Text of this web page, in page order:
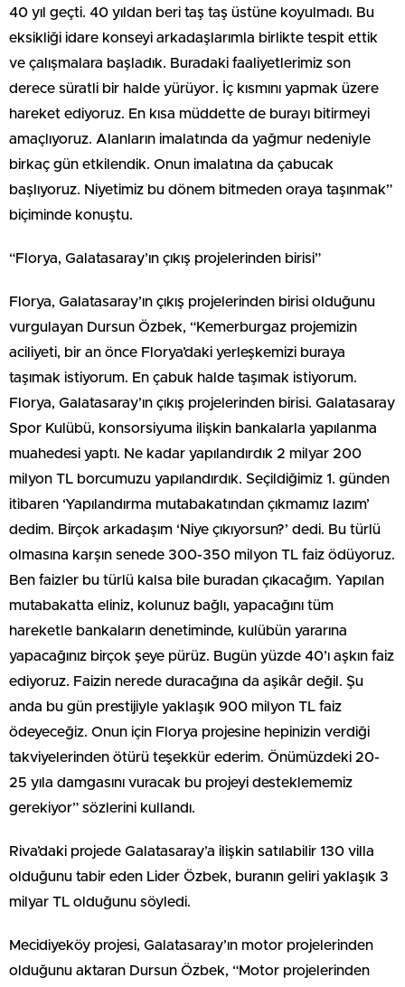
40 yıl geçti. 40 yıldan beri taş taş üstüne koyulmadı. Bu
eksikliği idare konseyi arkadaşlarımla birlikte tespit ettik
ve çalışmalara başladık. Buradaki faaliyetlerimiz son
derece süratli bir halde yürüyor. İç kısmını yapmak üzere
hareket ediyoruz. En kısa müddette de burayı bitirmeyi
amaçlıyoruz. Alanların imalatında da yağmur nedeniyle
birkaç gün etkilendik. Onun imalatına da çabucak
başlıyoruz. Niyetimiz bu dönem bitmeden oraya taşınmak”
biçiminde konuştu.
“Florya, Galatasaray’ın çıkış projelerinden birisi”
Florya, Galatasaray’ın çıkış projelerinden birisi olduğunu
vurgulayan Dursun Özbek, “Kemerburgaz projemizin
aciliyeti, bir an önce Florya’daki yerleşkemizi buraya
taşımak istiyorum. En çabuk halde taşımak istiyorum.
Florya, Galatasaray’ın çıkış projelerinden birisi. Galatasaray
Spor Kulübü, konsorsiyuma ilişkin bankalarla yapılanma
muahedesi yaptı. Ne kadar yapılandırdık 2 milyar 200
milyon TL borcumuzu yapılandırdık. Seçildiğimiz 1. günden
itibaren ‘Yapılandırma mutabakatından çıkmamız lazım’
dedim. Birçok arkadaşım ‘Niye çıkıyorsun?’ dedi. Bu türlü
olmasına karşın senede 300-350 milyon TL faiz ödüyoruz.
Ben faizler bu türlü kalsa bile buradan çıkacağım. Yapılan
mutabakatta eliniz, kolunuz bağlı, yapacağını tüm
hareketle bankaların denetiminde, kulübün yararına
yapacağınız birçok şeye pürüz. Bugün yüzde 40’ı aşkın faiz
ediyoruz. Faizin nerede duracağına da aşikâr değil. Şu
anda bu gün prestijiyle yaklaşık 900 milyon TL faiz
ödeyeceğiz. Onun için Florya projesine hepinizin verdiği
takviyelerinden ötürü teşekkür ederim. Önümüzdeki 20-
25 yıla damgasını vuracak bu projeyi desteklememiz
gerekiyor” sözlerini kullandı.
Riva’daki projede Galatasaray’a ilişkin satılabilir 130 villa
olduğunu tabir eden Lider Özbek, buranın geliri yaklaşık 3
milyar TL olduğunu söyledi.
Mecidiyeköy projesi, Galatasaray’ın motor projelerinden
olduğunu aktaran Dursun Özbek, “Motor projelerinden